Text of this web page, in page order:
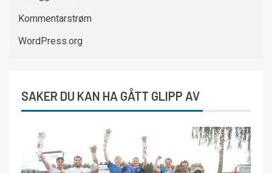
Kommentarstrøm
WordPress.org
SAKER DU KAN HA GÅTT GLIPP AV